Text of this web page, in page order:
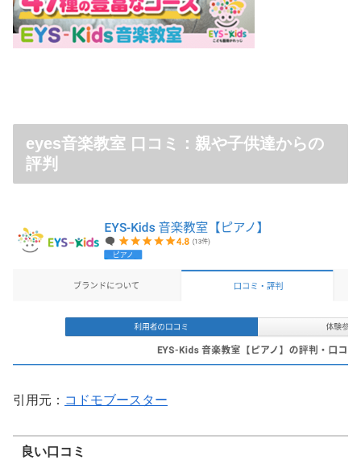
eyes音楽教室 口コミ：親や子供達からの
評判
引用元： コドモブースター
良い口コミ